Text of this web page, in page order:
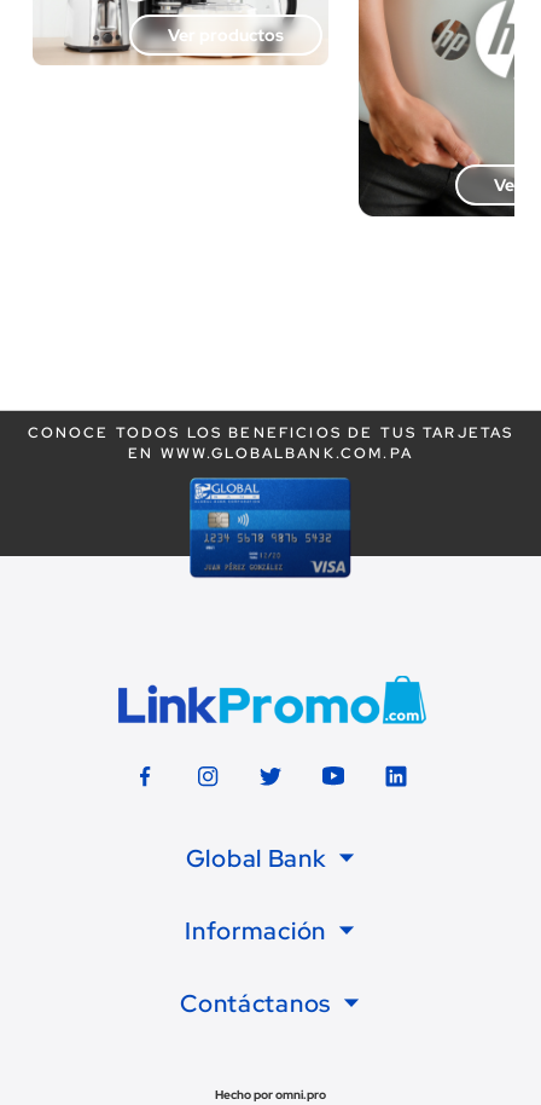
Ver productos
Ver
CONOCE TODOS LOS BENEFICIOS DE TUS TARJETAS
EN WWW.GLOBALBANK.COM.PA
Global Bank
Información
Contáctanos
Hecho por omni.pro